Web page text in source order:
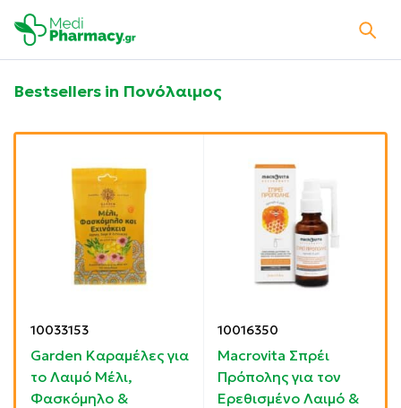
Bestsellers in Πονόλαιμος
10033153
Garden Καραμέλες για
το Λαιμό Μέλι,
Φασκόμηλο &
10016350
Macrovita Σπρέι
Πρόπολης για τον
Ερεθισμένο Λαιμό &